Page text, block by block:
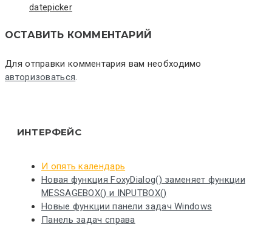
datepicker
ОСТАВИТЬ КОММЕНТАРИЙ
Для отправки комментария вам необходимо
авторизоваться.
ИНТЕРФЕЙС
И опять календарь
Новая функция FoxyDialog() заменяет функции
MESSAGEBOX() и INPUTBOX()
Новые функции панели задач Windows
Панель задач справа